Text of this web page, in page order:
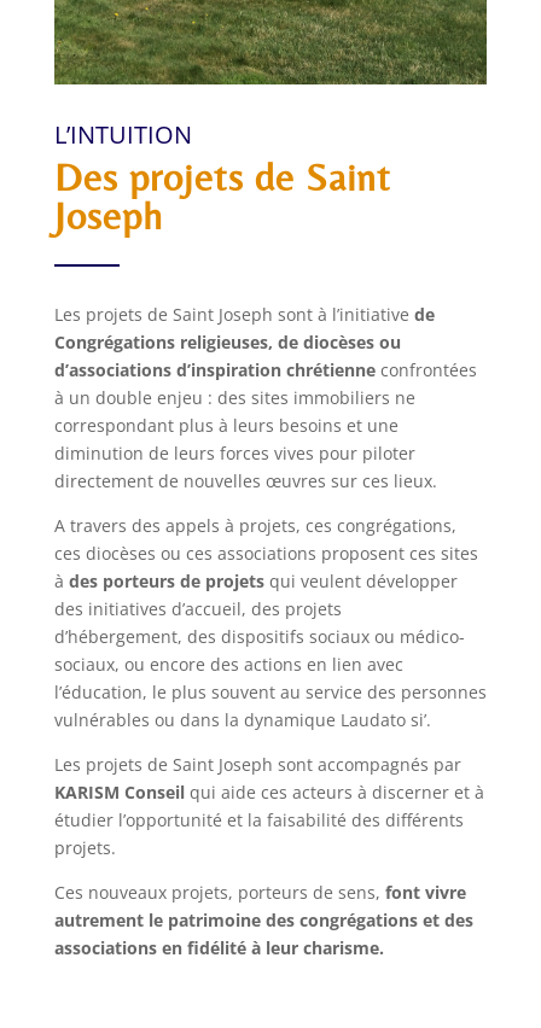
L’INTUITION
Des projets de Saint
Joseph
Les projets de Saint Joseph sont à l’initiative de
Congrégations religieuses, de diocèses ou
d’associations d’inspiration chrétienne confrontées
à un double enjeu : des sites immobiliers ne
correspondant plus à leurs besoins et une
diminution de leurs forces vives pour piloter
directement de nouvelles œuvres sur ces lieux.
A travers des appels à projets, ces congrégations,
ces diocèses ou ces associations proposent ces sites
à des porteurs de projetsqui veulent développer
des initiatives d’accueil, des projets
d’hébergement, des dispositifs sociaux ou médico-
sociaux, ou encore des actions en lien avec
l’éducation, le plus souvent au service des personnes
vulnérables ou dans la dynamique Laudato si’.
Les projets de Saint Joseph sont accompagnés par
KARISM Conseilqui aide ces acteurs à discerner et à
étudier l’opportunité et la faisabilité des différents
projets.
Ces nouveaux projets, porteurs de sens, font vivre
autrement le patrimoine des congrégations et des
associations en fidélité à leur charisme.